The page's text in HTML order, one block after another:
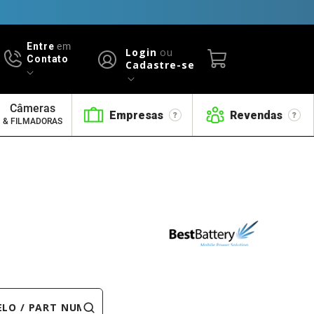
Entre em
Contato
Login ou
Cadastre-se
Câmeras
& FILMADORAS Empresas Revendas
NUMBER